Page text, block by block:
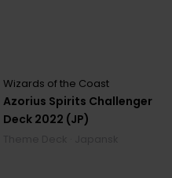
Azorius Spirits Challenger
Deck 2022 (JP)
Wizards of the Coast